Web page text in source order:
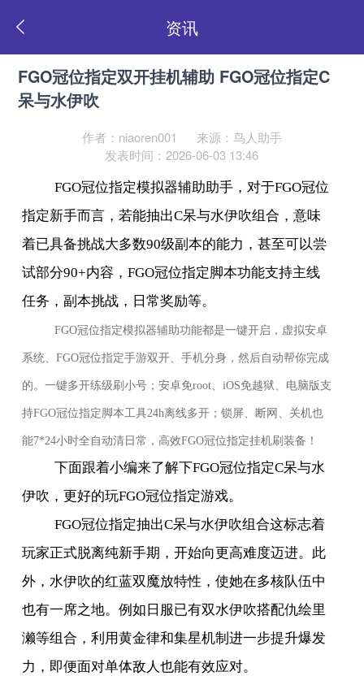
资讯
FGO冠位指定双开挂机辅助 FGO冠位指定C
呆与水伊吹
作者：niaoren001
来源：鸟人助手
发表时间：2026-06-03 13:46
FGO冠位指定模拟器辅助助手，对于FGO冠位
指定新手而言，若能抽出C呆与水伊吹组合，意味
着已具备挑战大多数90级副本的能力，甚至可以尝
试部分90+内容，FGO冠位指定脚本功能支持主线
任务，副本挑战，日常奖励等。
FGO冠位指定模拟器辅助功能都是一键开启，虚拟安卓
系统、FGO冠位指定手游双开、手机分身，然后自动帮你完成
的。一键多开练级刷小号；安卓免root、iOS免越狱、电脑版支
持FGO冠位指定脚本工具24h离线多开；锁屏、断网、关机也
能7*24小时全自动清日常，高效FGO冠位指定挂机刷装备！
下面跟着小编来了解下FGO冠位指定C呆与水
伊吹，更好的玩FGO冠位指定游戏。
FGO冠位指定抽出C呆与水伊吹组合这标志着
玩家正式脱离纯新手期，开始向更高难度迈进。此
外，水伊吹的红蓝双魔放特性，使她在多核队伍中
也有一席之地。例如日服已有双水伊吹搭配仇绘里
濑等组合，利用黄金律和集星机制进一步提升爆发
力，即便面对单体敌人也能有效应对。